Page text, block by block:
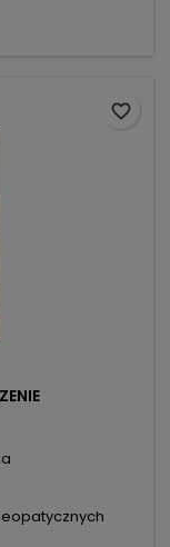
favorite_border